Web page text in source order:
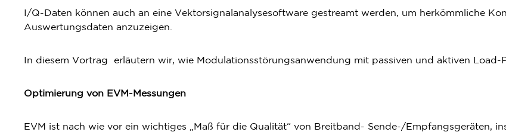
I/Q-Daten können auch an eine Vektorsignalanalysesoftware gestreamt werden, um herkömmliche
Auswertungsdaten anzuzeigen.
In diesem Vortrag erläutern wir, wie Modulationsstörungsanwendung mit passiven und aktiven Load-
Optimierung von EVM-Messungen
EVM ist nach wie vor ein wichtiges „Maß für die Qualität“ von Breitband- Sende-/Empfangsgeräten,